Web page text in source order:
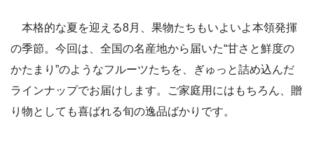
本格的な夏を迎える8月、果物たちもいよいよ本領発揮
の季節。今回は、全国の名産地から届いた“甘さと鮮度の
かたまり”のようなフルーツたちを、ぎゅっと詰め込んだ
ラインナップでお届けします。ご家庭用にはもちろん、贈
り物としても喜ばれる旬の逸品ばかりです。